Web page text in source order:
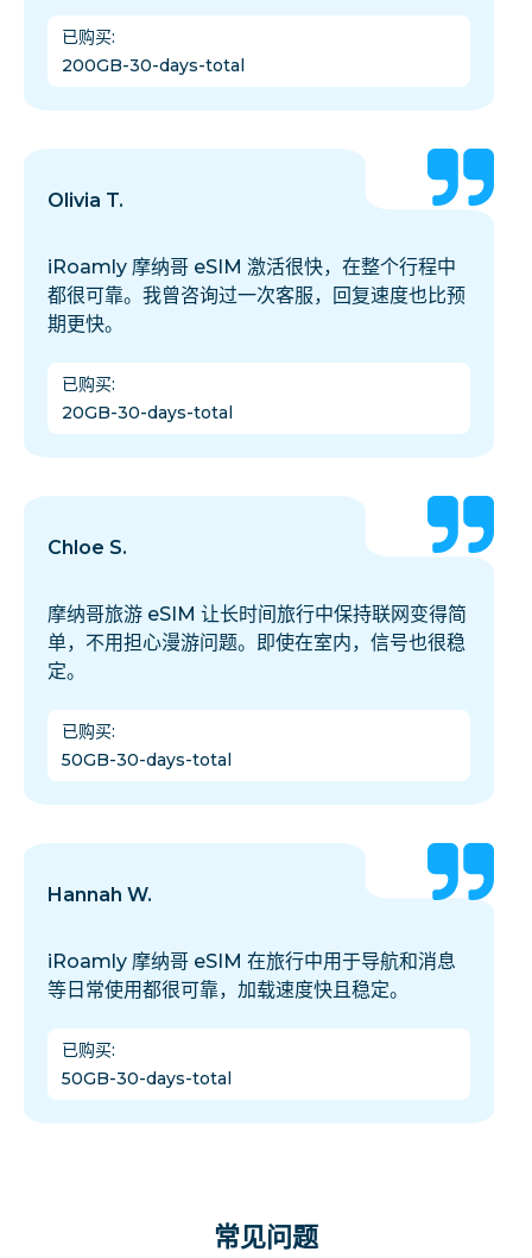
已购买:
200GB-30-days-total
Olivia T.
iRoamly 摩纳哥 eSIM 激活很快，在整个行程中
都很可靠。我曾咨询过一次客服，回复速度也比预
期更快。
已购买:
20GB-30-days-total
Chloe S.
摩纳哥旅游 eSIM 让长时间旅行中保持联网变得简
单，不用担心漫游问题。即使在室内，信号也很稳
定。
已购买:
50GB-30-days-total
Hannah W.
iRoamly 摩纳哥 eSIM 在旅行中用于导航和消息
等日常使用都很可靠，加载速度快且稳定。
已购买:
50GB-30-days-total
常见问题